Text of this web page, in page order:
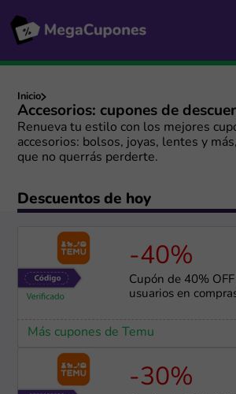
Inicio
Accesorios: cupones de
Renueva tu estilo con los mejores
accesorios: bolsos, joyas, lentes y
que no querrás perderte.
Descuentos de hoy
-40%
Cupón de 40%
usuarios en
Más cupones de Temu
-30%